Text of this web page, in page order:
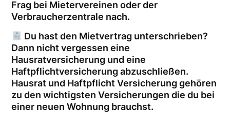
Frag bei Mietervereinen oder der
Verbraucherzentrale nach.
Du hast den Mietvertrag unterschrieben?
Dann nicht vergessen eine
Hausratversicherung und eine
Haftpflichtversicherung abzuschließen.
Hausrat und Haftpflicht Versicherung gehören
zu den wichtigsten Versicherungen die du bei
einer neuen Wohnung brauchst.